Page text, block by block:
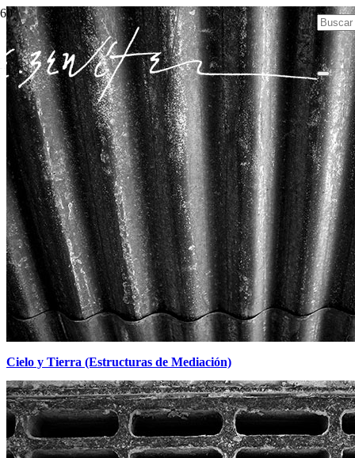
Cielo y Tierra (Estructuras de Mediación)